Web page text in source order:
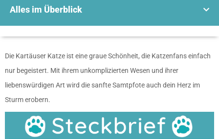
Alles im Überblick
Die Kartäuser Katze ist eine graue Schönheit, die Katzenfans einfach
nur begeistert. Mit ihrem unkomplizierten Wesen und ihrer
liebenswürdigen Art wird die sanfte Samtpfote auch dein Herz im
Sturm erobern.